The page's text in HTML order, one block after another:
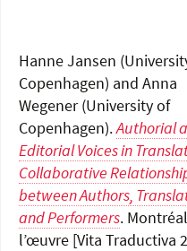
Hanne Jansen
Copenhagen) and Anna
Wegener (University of
Copenhagen).Authorial
Editorial Voices in
Collaborative
between Authors,
and Performers.
l’œuvre [Vita Traductiva